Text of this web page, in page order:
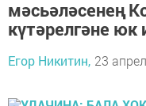
мәсьәләсенең
күтәрелгәне юк
Егор Никитин, 23